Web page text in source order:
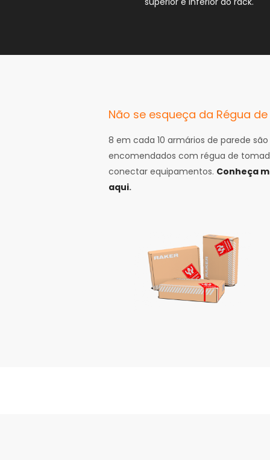
Não se esqueça da Régua
8 em cada 10 armários de parede são
encomendados com régua de
conectar equipamentos. Conheça
aqui.